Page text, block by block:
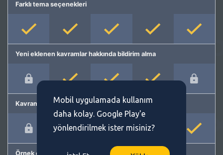
Farklı tema seçenekleri
Yeni eklenen kavramlar hakkında bildirim alma
Kavram önerme
Örnek cümleler
Mobil uygulamada kullanım
daha kolay. Google Play'e
yönlendirilmek ister misiniz?